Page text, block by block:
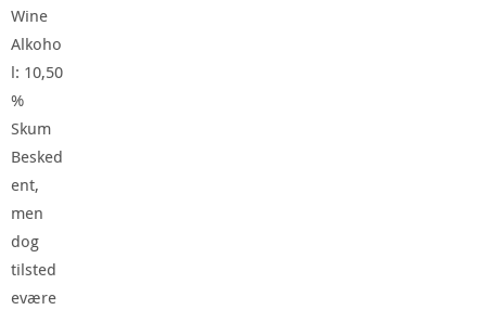
Wine
Alkoho
l: 10,50
%
Skum
Besked
ent,
men
dog
tilsted
evære